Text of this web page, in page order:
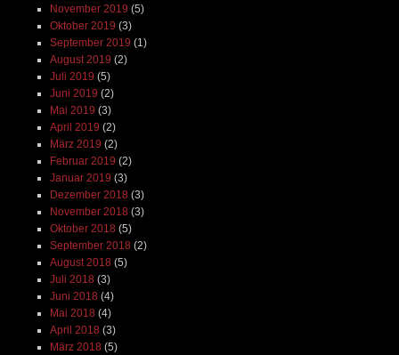
November 2019 (5)
Oktober 2019 (3)
September 2019 (1)
August 2019 (2)
Juli 2019 (5)
Juni 2019 (2)
Mai 2019 (3)
April 2019 (2)
März 2019 (2)
Februar 2019 (2)
Januar 2019 (3)
Dezember 2018 (3)
November 2018 (3)
Oktober 2018 (5)
September 2018 (2)
August 2018 (5)
Juli 2018 (3)
Juni 2018 (4)
Mai 2018 (4)
April 2018 (3)
März 2018 (5)